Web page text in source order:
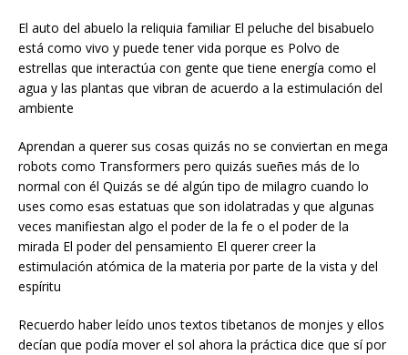
El auto del abuelo la reliquia familiar El peluche del bisabuelo
está como vivo y puede tener vida porque es Polvo de
estrellas que interactúa con gente que tiene energía como el
agua y las plantas que vibran de acuerdo a la estimulación del
ambiente
Aprendan a querer sus cosas quizás no se conviertan en mega
robots como Transformers pero quizás sueñes más de lo
normal con él Quizás se dé algún tipo de milagro cuando lo
uses como esas estatuas que son idolatradas y que algunas
veces manifiestan algo el poder de la fe o el poder de la
mirada El poder del pensamiento El querer creer la
estimulación atómica de la materia por parte de la vista y del
espíritu
Recuerdo haber leído unos textos tibetanos de monjes y ellos
decían que podía mover el sol ahora la práctica dice que sí por